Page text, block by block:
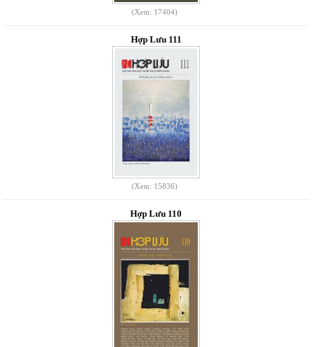
(Xem: 17404)
Hợp Lưu 111
(Xem: 15836)
Hợp Lưu 110